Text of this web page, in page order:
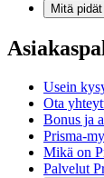
Mitä
Usein
Ota
Bonus ja
Prisma-
Mikä on
Palvelut